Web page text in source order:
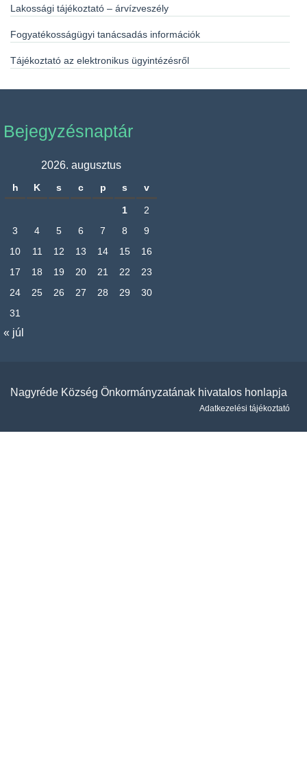
Lakossági tájékoztató – árvízveszély
Fogyatékosságügyi tanácsadás információk
Tájékoztató az elektronikus ügyintézésről
Bejegyzésnaptár
2026. augusztus
h K s c p s v
1
2
3
4 5 6 7 8
9
10
11 12 13 14 15
16
17
18 19 20 21 22
23
24
25 26 27 28 29
30
31
« júl
Nagyréde Község Önkormányzatának hivatalos honlapja
Adatkezelési tájékoztató